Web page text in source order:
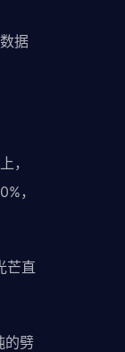
据
，
，
芒直
的劈